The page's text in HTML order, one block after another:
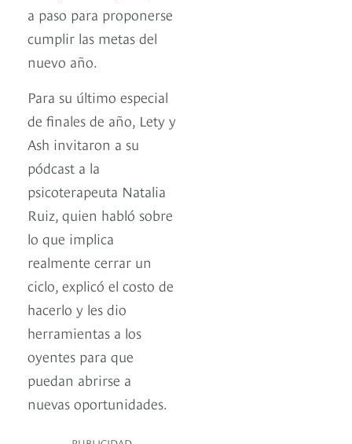
a paso para proponerse
cumplir las metas del
nuevo año.
Para su último especial
de finales de año, Lety y
Ash invitaron a su
pódcast a la
psicoterapeuta Natalia
Ruiz, quien habló sobre
lo que implica
realmente cerrar un
ciclo, explicó el costo de
hacerlo y les dio
herramientas a los
oyentes para que
puedan abrirse a
nuevas oportunidades.